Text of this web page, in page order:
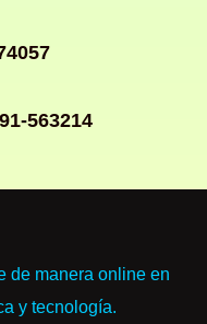
563214
de manera online en
y tecnología.